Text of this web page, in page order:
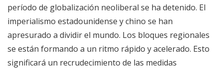
período de globalización neoliberal se ha detenido. El
imperialismo estadounidense y chino se han
apresurado a dividir el mundo. Los bloques regionales
se están formando a un ritmo rápido y acelerado. Esto
significará un recrudecimiento de las medidas